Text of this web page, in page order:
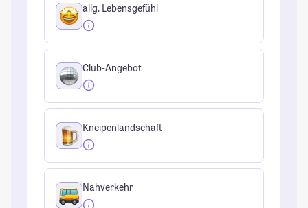
allg. Lebensgefühl
Club-Angebot
Kneipenlandschaft
Nahverkehr